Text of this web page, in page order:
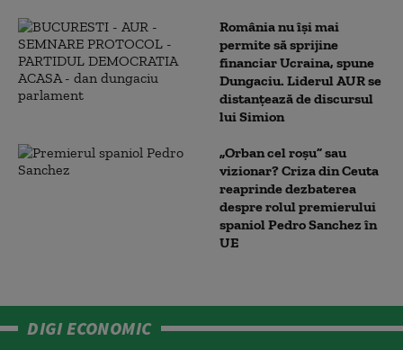
România nu își mai
permite să sprijine
financiar Ucraina, spune
Dungaciu. Liderul AUR se
distanțează de discursul
lui Simion
„Orban cel roșu” sau
vizionar? Criza din Ceuta
reaprinde dezbaterea
despre rolul premierului
spaniol Pedro Sanchez în
UE
DIGI ECONOMIC